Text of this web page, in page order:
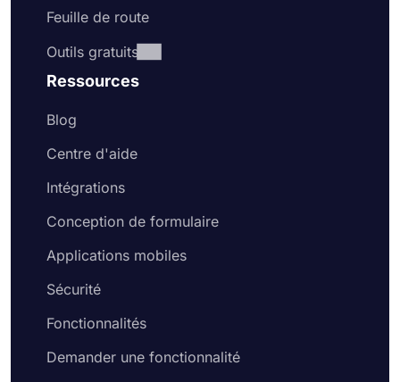
Feuille de route
Outils gratuits
Ressources
Blog
Centre d'aide
Intégrations
Conception de formulaire
Applications mobiles
Sécurité
Fonctionnalités
Demander une fonctionnalité